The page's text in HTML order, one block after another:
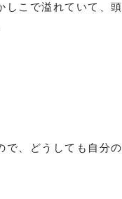
しこで溢れていて、頭
で、どうしても自分の